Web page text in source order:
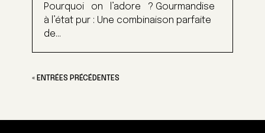
Pourquoi on l’adore ? Gourmandise
à l’état pur : Une combinaison parfaite
de...
« ENTRÉES PRÉCÉDENTES